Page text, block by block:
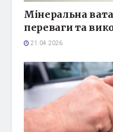
Мінеральна
переваги та
21.04.2026